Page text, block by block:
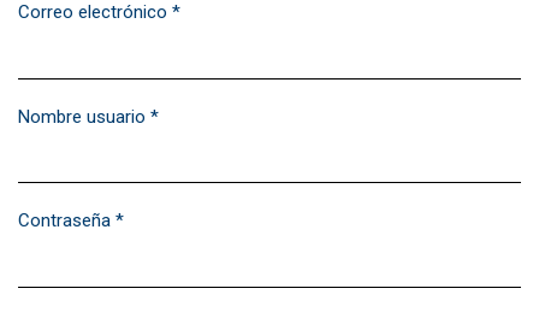
Correo electrónico *
Nombre usuario *
Contraseña *